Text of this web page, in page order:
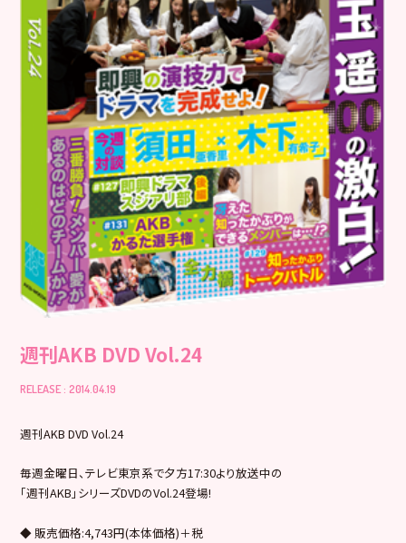
週刊AKB DVD Vol.24
RELEASE : 2014.04.19
週刊AKB DVD Vol.24
毎週金曜日、テレビ東京系で夕方17:30より放送中の
「週刊AKB」シリーズDVDのVol.24登場!
◆ 販売価格:4,743円(本体価格)＋税